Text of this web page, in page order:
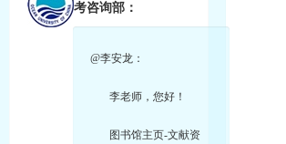
考咨询部：
@李安龙：
李老师，您好！
图书馆主页-文献资